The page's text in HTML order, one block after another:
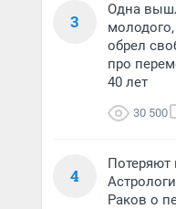
3
Одна
обрел
про
40 лет
30 500
4
Потеряют
Раков о